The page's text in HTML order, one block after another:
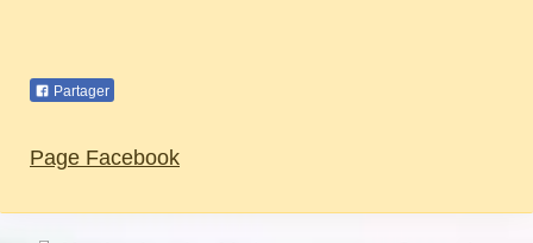
Partager
Page Facebook